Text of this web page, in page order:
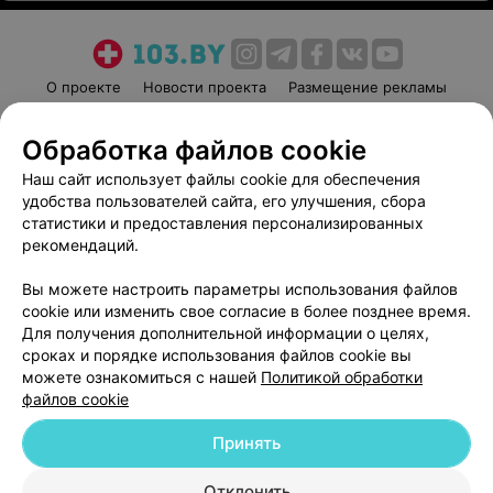
О проекте Новости проекта
Размещение рекламы
Пользовательское соглашение
Способы оплаты
Вакансии
Партнеры
Написать руководителю 103.by
Обработка персональных данных
© 2026 ООО «Артокс Лаб», УНП 191700409
| 220012, Республика Беларусь,
Обработка файлов cookie
Наш сайт использует файлы cookie для обеспечения
удобства пользователей сайта, его улучшения, сбора
статистики и предоставления персонализированных
рекомендаций.
Вы можете настроить параметры использования файлов
cookie или изменить свое согласие в более позднее время.
Для получения дополнительной информации о целях,
сроках и порядке использования файлов cookie вы
можете ознакомиться с нашей Политикой обработки
файлов cookie
Принять